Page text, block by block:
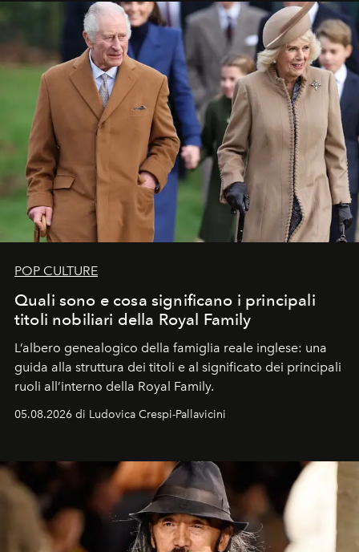
POP CULTURE
Quali sono e cosa significano i principali
titoli nobiliari della Royal Family
L’albero genealogico della famiglia reale inglese: una
guida alla struttura dei titoli e al significato dei principali
ruoli all’interno della Royal Family.
05.08.2026 di Ludovica Crespi-Pallavicini